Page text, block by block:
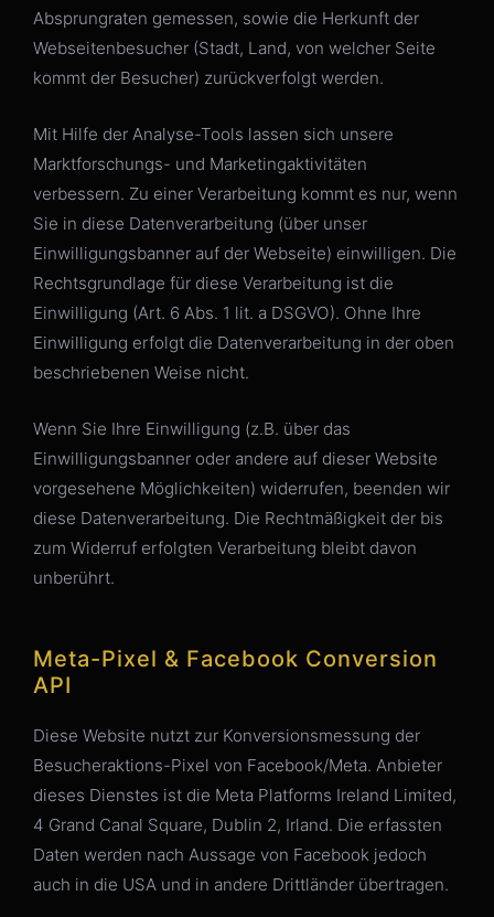
Absprungraten gemessen, sowie die Herkunft der
Webseitenbesucher (Stadt, Land, von welcher Seite
kommt der Besucher) zurückverfolgt werden.
Mit Hilfe der Analyse-Tools lassen sich unsere
Marktforschungs- und Marketingaktivitäten
verbessern. Zu einer Verarbeitung kommt es nur, wenn
Sie in diese Datenverarbeitung (über unser
Einwilligungsbanner auf der Webseite) einwilligen. Die
Rechtsgrundlage für diese Verarbeitung ist die
Einwilligung (Art. 6 Abs. 1 lit. a DSGVO). Ohne Ihre
Einwilligung erfolgt die Datenverarbeitung in der oben
beschriebenen Weise nicht.
Wenn Sie Ihre Einwilligung (z.B. über das
Einwilligungsbanner oder andere auf dieser Website
vorgesehene Möglichkeiten) widerrufen, beenden wir
diese Datenverarbeitung. Die Rechtmäßigkeit der bis
zum Widerruf erfolgten Verarbeitung bleibt davon
unberührt.
Meta-Pixel & Facebook Conversion
API
Diese Website nutzt zur Konversionsmessung der
Besucheraktions-Pixel von Facebook/Meta. Anbieter
dieses Dienstes ist die Meta Platforms Ireland Limited,
4 Grand Canal Square, Dublin 2, Irland. Die erfassten
Daten werden nach Aussage von Facebook jedoch
auch in die USA und in andere Drittländer übertragen.